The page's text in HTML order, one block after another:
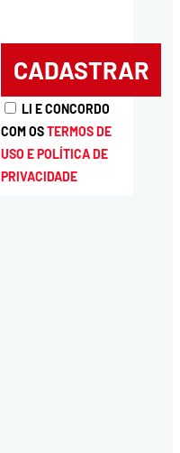
LI E CONCORDO
COM OSTERMOS DE
USO E POLÍTICA DE
PRIVACIDADE